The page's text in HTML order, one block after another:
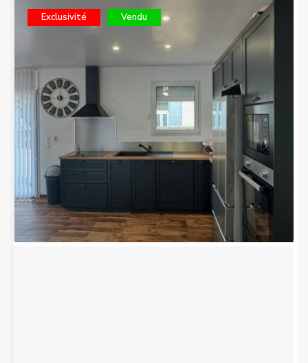
Exclusivité Vendu